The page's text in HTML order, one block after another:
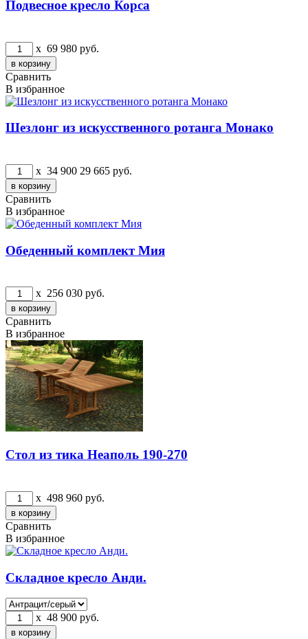
Подвесное кресло Корса
x 69 980 руб.
Сравнить
В избранное
Шезлонг из искусственного ротанга Монако
x 34 900 29 665 руб.
Сравнить
В избранное
Обеденный комплект Мия
x 256 030 руб.
Сравнить
В избранное
Стол из тика Неаполь 190-270
x 498 960 руб.
Сравнить
В избранное
Складное кресло Анди.
x 48 900 руб.